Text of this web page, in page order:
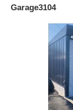
Garage3104